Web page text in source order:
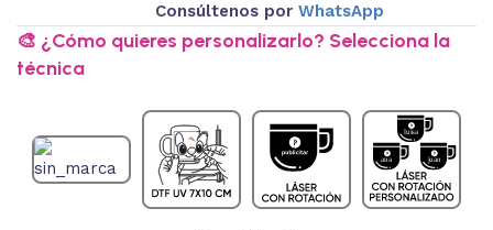
Consúltenos porWhatsApp
🎨 ¿Cómo quieres personalizarlo? Selecciona la
técnica